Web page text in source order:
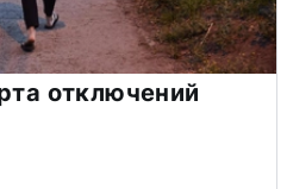
отключений